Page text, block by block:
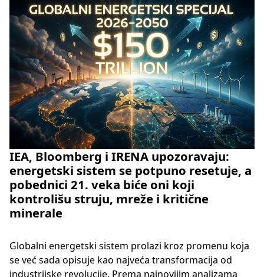
IEA, Bloomberg i IRENA upozoravaju:
energetski sistem se potpuno resetuje, a
pobednici 21. veka biće oni koji
kontrolišu struju, mreže i kritične
minerale
Globalni energetski sistem prolazi kroz promenu koja
se već sada opisuje kao najveća transformacija od
industrijske revolucije. Prema najnovijim analizama